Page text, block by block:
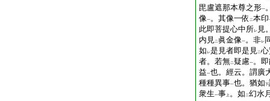
毘盧遮那本尊之形一
像一。其像一依 二本印
此即菩提心中所レ 見
内見二 眞金像一。非レ
如 レ是見者即是見二
者。若無二 疑慮一。
益一也。經云。謂廣
種種異事一也。猶如下
衆生一事 上 。如 二幻水